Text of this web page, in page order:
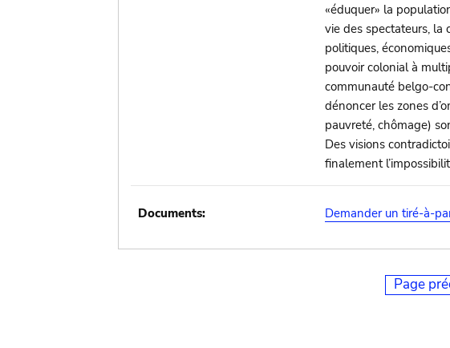
«éduquer» la
vie des spectateurs, la
politiques,
pouvoir colonial à
communauté belgo-
dénoncer les zones
pauvreté, chômage)
Des visions
finalement
Documents: Demander un tiré-à-
Page